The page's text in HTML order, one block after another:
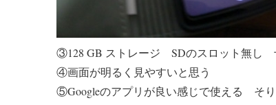
③128 GB ストレージ SDのスロット無し
④画面が明るく見やすいと思う
⑤Googleのアプリが良い感じで使える そ